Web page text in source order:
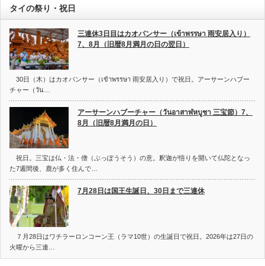
タイの祭り・祝日
三連休3日目はカオパンサー（เข้าพรรษา 雨安居入り）
7、8月（旧暦8月満月の日の翌日）
30日（木）はカオパンサー（เข้าพรรษา 雨安居入り）で祝日。アーサーンハブー
チャー（วัน…
アーサーンハブーチャー（วันอาสาฬหบูชา 三宝節）7、
8月（旧暦8月満月の日）
祝日。三宝は仏・法・僧（ぶっぽうそう）の意。釈迦が悟りを開いて仏陀となっ
た7週間後、鹿が多く住んで…
7月28日は国王生誕日、30日まで三連休
７月28日はワチラーロンコーン王（ラマ10世）の生誕日で祝日。2026年は27日の
火曜から三連…